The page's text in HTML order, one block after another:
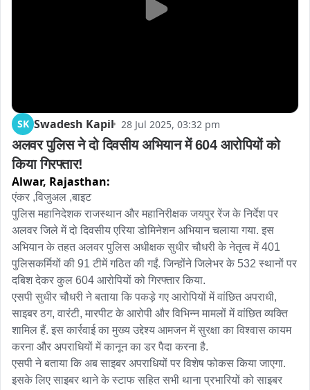
SK Swadesh Kapil 28 Jul 2025, 03:32 pm
अलवर पुलिस ने दो दिवसीय अभियान में 604 आरोपियों को
किया गिरफ्तार!
Alwar, Rajasthan:
एंकर ,विजुअल ,बाइट
पुलिस महानिदेशक राजस्थान और महानिरीक्षक जयपुर रेंज के निर्देश पर
अलवर जिले में दो दिवसीय एरिया डोमिनेशन अभियान चलाया गया. इस
अभियान के तहत अलवर पुलिस अधीक्षक सुधीर चौधरी के नेतृत्व में 401
पुलिसकर्मियों की 91 टीमें गठित की गईं. जिन्होंने जिलेभर के 532 स्थानों पर
दबिश देकर कुल 604 आरोपियों को गिरफ्तार किया.
एसपी सुधीर चौधरी ने बताया कि पकड़े गए आरोपियों में वांछित अपराधी,
साइबर ठग, वारंटी, मारपीट के आरोपी और विभिन्न मामलों में वांछित व्यक्ति
शामिल हैं. इस कार्रवाई का मुख्य उद्देश्य आमजन में सुरक्षा का विश्वास कायम
करना और अपराधियों में कानून का डर पैदा करना है.
एसपी ने बताया कि अब साइबर अपराधियों पर विशेष फोकस किया जाएगा.
इसके लिए साइबर थाने के स्टाफ सहित सभी थाना प्रभारियों को साइबर